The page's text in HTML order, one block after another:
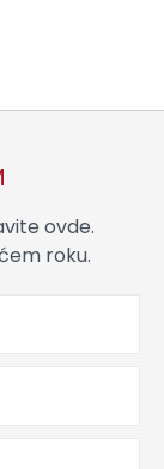
ovde.
roku.